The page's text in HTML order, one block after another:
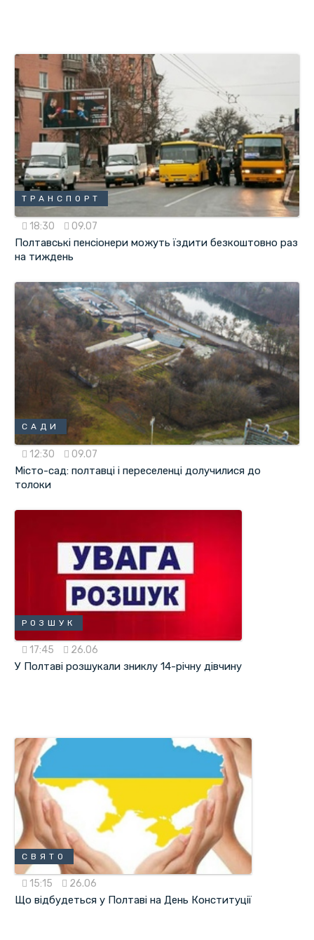
ТРАНСПОРТ
18:30 09.07
Полтавські пенсіонери можуть їздити безкоштовно раз
на тиждень
САДИ
12:30 09.07
Місто-сад: полтавці і переселенці долучилися до
толоки
РОЗШУК
17:45 26.06
У Полтаві розшукали зниклу 14-річну дівчину
СВЯТО
15:15 26.06
Що відбудеться у Полтаві на День Конституції